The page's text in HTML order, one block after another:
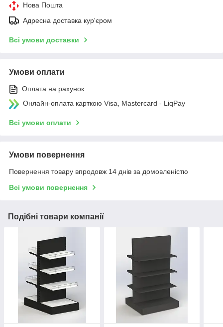
Нова Пошта
Адресна доставка кур'єром
Всі умови доставки
Умови оплати
Оплата на рахунок
Онлайн-оплата карткою Visa, Mastercard - LiqPay
Всі умови оплати
Умови повернення
Повернення товару впродовж 14 днів за домовленістю
Всі умови повернення
Подібні товари компанії